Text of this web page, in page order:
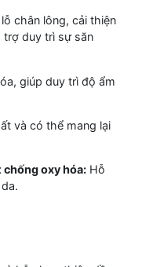
chân lông, cải thiện
trợ duy trì sự săn
giúp duy trì độ ẩm
và có thể mang lại
oxy hóa: Hỗ